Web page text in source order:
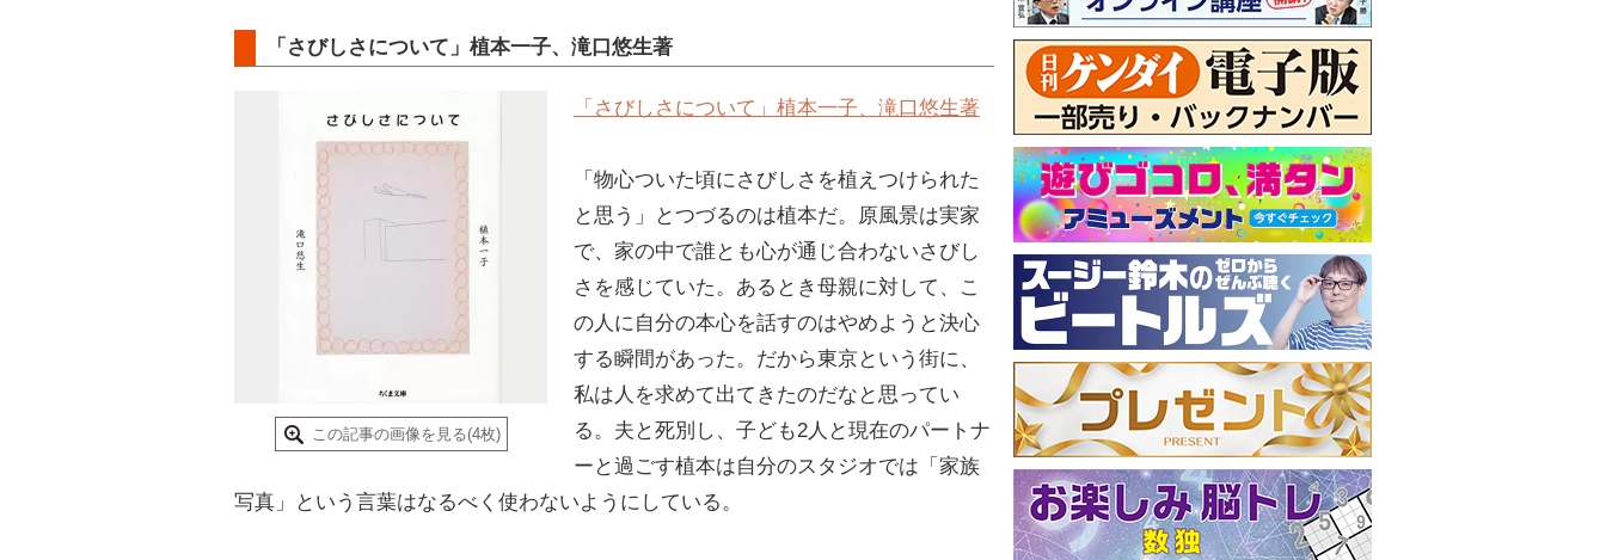
「さびしさについて」植本一子、滝口悠生著
この記事の画像を見る(4枚)
「さびしさについて」植本一子、滝口悠生著
「物心ついた頃にさびしさを植えつけられた
と思う」とつづるのは植本だ。原風景は実家
で、家の中で誰とも心が通じ合わないさびし
さを感じていた。あるとき母親に対して、こ
の人に自分の本心を話すのはやめようと決心
する瞬間があった。だから東京という街に、
私は人を求めて出てきたのだなと思ってい
る。夫と死別し、子ども2人と現在のパートナ
ーと過ごす植本は自分のスタジオでは「家族
写真」という言葉はなるべく使わないようにしている。